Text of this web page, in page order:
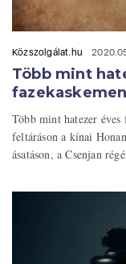
Közszolgálat.hu
Több mint
Több mint hatezer éves
feltáráson a kínai
ásatáson, a Csenjan